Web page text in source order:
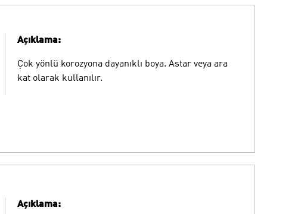
Açıklama:
Çok yönlü korozyona dayanıklı boya. Astar veya ara
kat olarak kullanılır.
Açıklama: